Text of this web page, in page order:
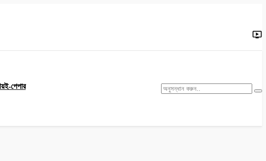
ই-পেপার